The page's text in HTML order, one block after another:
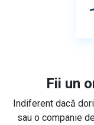
Fii un
Indiferent dacă
sau o companie